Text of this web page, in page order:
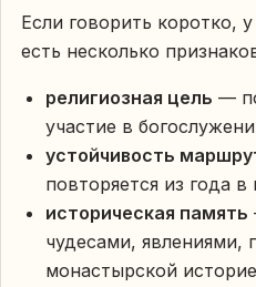
Если говорить коротко,
есть несколько
религиозная цель —
участие в
устойчивость
повторяется из года
историческая память
чудесами, явлениями,
монастырской